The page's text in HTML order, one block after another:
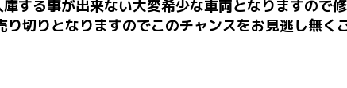
する事が出来ない大変希少な車両となりますので
切りとなりますのでこのチャンスをお見逃し無く